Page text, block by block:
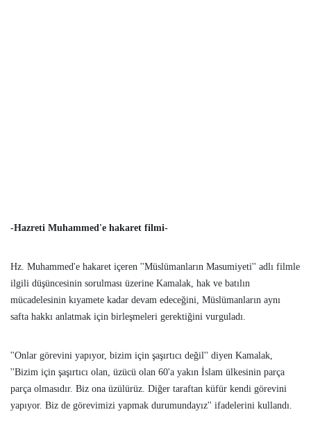
-Hazreti Muhammed'e hakaret filmi-
Hz. Muhammed'e hakaret içeren ''Müslümanların Masumiyeti'' adlı filmle
ilgili düşüncesinin sorulması üzerine Kamalak, hak ve batılın
mücadelesinin kıyamete kadar devam edeceğini, Müslümanların aynı
safta hakkı anlatmak için birleşmeleri gerektiğini vurguladı.
''Onlar görevini yapıyor, bizim için şaşırtıcı değil'' diyen Kamalak,
''Bizim için şaşırtıcı olan, üzücü olan 60'a yakın İslam ülkesinin parça
parça olmasıdır. Biz ona üzülürüz. Diğer taraftan küfür kendi görevini
yapıyor. Biz de görevimizi yapmak durumundayız'' ifadelerini kullandı.